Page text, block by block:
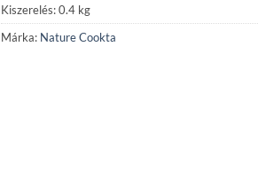
Kiszerelés: 0.4 kg
Márka: Nature Cookta